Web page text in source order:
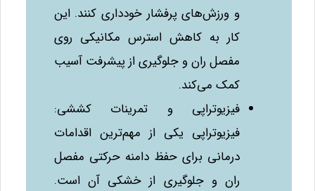
و ورزش‌های پرفشار خودداری کنند. این
کار به کاهش استرس مکانیکی روی
مفصل ران و جلوگیری از پیشرفت آسیب
کمک می‌کند.
فیزیوتراپی و تمرینات کششی:
فیزیوتراپی یکی از مهم‌ترین اقدامات
درمانی برای حفظ دامنه حرکتی مفصل
ران و جلوگیری از خشکی آن است.